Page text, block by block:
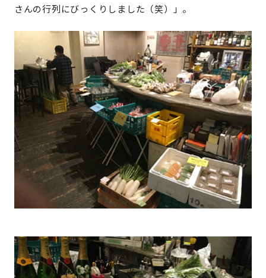
さんの行列にびっくりしました（笑）」。